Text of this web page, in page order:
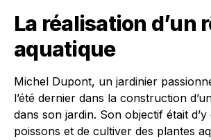
La réalisation d’un
aquatique
Michel Dupont, un jardinier
l’été dernier dans la construction
dans son jardin. Son objectif était d’y
poissons et de cultiver des plantes